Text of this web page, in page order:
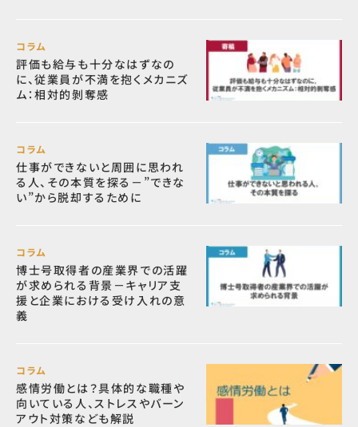
コラム
評価も給与も十分なはずなの
に、従業員が不満を抱くメカニズ
ム：相対的剝奪感
コラム
仕事ができないと周囲に思われ
る人、その本質を探る－”できな
い”から脱却するために
コラム
博士号取得者の産業界での活躍
が求められる背景－キャリア支
援と企業における受け入れの意
義
コラム
感情労働とは？具体的な職種や
向いている人、ストレスやバーン
アウト対策なども解説